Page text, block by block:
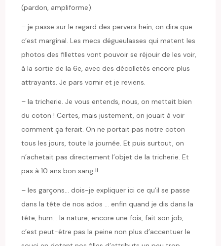
(pardon, ampliforme).
– je passe sur le regard des pervers hein, on dira que
c’est marginal. Les mecs dégueulasses qui matent les
photos des fillettes vont pouvoir se réjouir de les voir,
à la sortie de la 6e, avec des décolletés encore plus
attrayants. Je pars vomir et je reviens.
– la tricherie. Je vous entends, nous, on mettait bien
du coton ! Certes, mais justement, on jouait à voir
comment ça ferait. On ne portait pas notre coton
tous les jours, toute la journée. Et puis surtout, on
n’achetait pas directement l’objet de la tricherie. Et
pas à 10 ans bon sang !!
– les garçons… dois-je expliquer ici ce qu’il se passe
dans la tête de nos ados … enfin quand je dis dans la
tête, hum… la nature, encore une fois, fait son job,
c’est peut-être pas la peine non plus d’accentuer le